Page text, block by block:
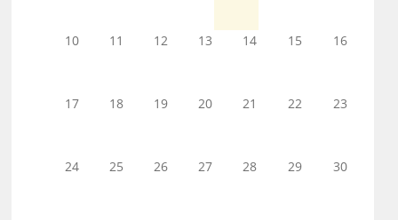
10 11 12 13 14 15 16
17 18 19 20 21 22 23
24 25 26 27 28 29 30